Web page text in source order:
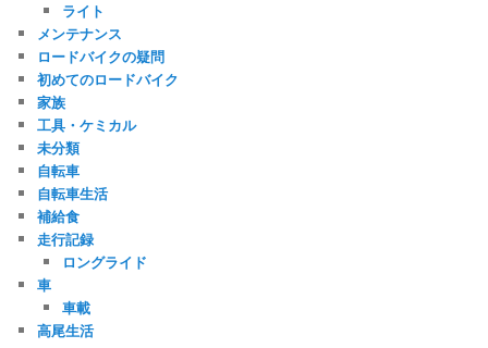
ライト
メンテナンス
ロードバイクの疑問
初めてのロードバイク
家族
工具・ケミカル
未分類
自転車
自転車生活
補給食
走行記録
ロングライド
車
車載
高尾生活